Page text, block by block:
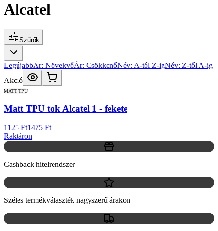
Alcatel
Szűrők
LegújabbÁr: NövekvőÁr: CsökkenőNév: A-tól Z-igNév: Z-től A-ig
Akció
MATT TPU
Matt TPU tok Alcatel 1 - fekete
1125 Ft1475 Ft
Raktáron
Cashback hitelrendszer
Széles termékválaszték nagyszerű árakon